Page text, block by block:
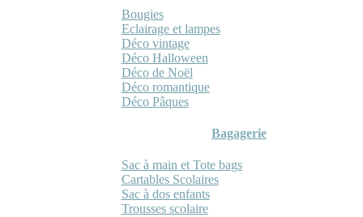
Bougies
Eclairage et lampes
Déco vintage
Déco Halloween
Déco de Noël
Déco romantique
Déco Pâques
Bagagerie
Sac à main et Tote bags
Cartables Scolaires
Sac à dos enfants
Trousses scolaire